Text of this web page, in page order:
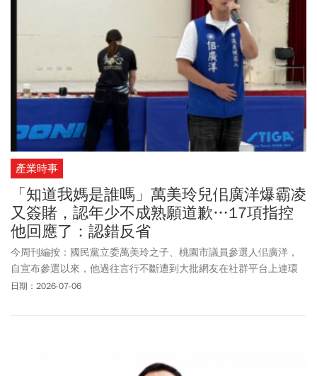
產業時事
「知道我媽是誰嗎」萬美玲兒佀廣洋爆霸凌
又簽賭，認年少不成熟願道歉…17項指控
他回應了：認錯反省
今周刊編按：國民黨立委萬美玲之子、桃園市議員參選人佀廣洋，
自宣布參選以來，他過往言行不斷遭到大批網友在社群平台上連環
爆料。他曾被指控其學生時期涉嫌霸凌同儕等不當行為。針對這些
處理不夠成熟。佀廣洋說自己也一直深自反省並再次道歉，感謝過
日期：2026-07-06